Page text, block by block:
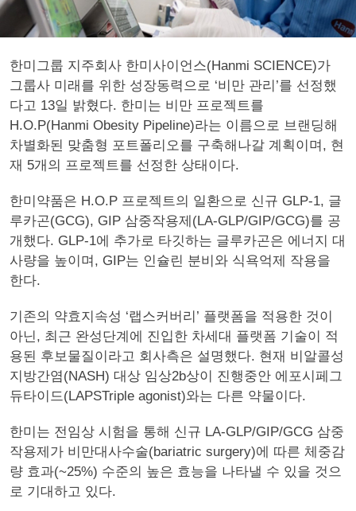
한미그룹 지주회사 한미사이언스(Hanmi SCIENCE)가
그룹사 미래를 위한 성장동력으로 ‘비만 관리’를 선정했
다고 13일 밝혔다. 한미는 비만 프로젝트를
H.O.P(Hanmi Obesity Pipeline)라는 이름으로 브랜딩해
차별화된 맞춤형 포트폴리오를 구축해나갈 계획이며, 현
재 5개의 프로젝트를 선정한 상태이다.
한미약품은 H.O.P 프로젝트의 일환으로 신규 GLP-1, 글
루카곤(GCG), GIP 삼중작용제(LA-GLP/GIP/GCG)를 공
개했다. GLP-1에 추가로 타깃하는 글루카곤은 에너지 대
사량을 높이며, GIP는 인슐린 분비와 식욕억제 작용을
한다.
기존의 약효지속성 ‘랩스커버리’ 플랫폼을 적용한 것이
아닌, 최근 완성단계에 진입한 차세대 플랫폼 기술이 적
용된 후보물질이라고 회사측은 설명했다. 현재 비알콜성
지방간염(NASH) 대상 임상2b상이 진행중안 에포시페그
듀타이드(LAPSTriple agonist)와는 다른 약물이다.
한미는 전임상 시험을 통해 신규 LA-GLP/GIP/GCG 삼중
작용제가 비만대사수술(bariatric surgery)에 따른 체중감
량 효과(~25%) 수준의 높은 효능을 나타낼 수 있을 것으
로 기대하고 있다.